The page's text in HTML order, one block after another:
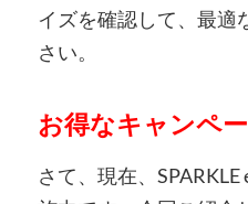
イズを確認して、最適
さい。
お得なキャンペ
さて、現在、